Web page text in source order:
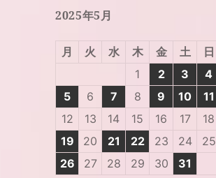
ー
2025年5月
月 火 水 木 金 土
日
1
2 3
4
5
6 7 8 9 10
11
12
13 14 15 16 17
18
19
20 21 22 23 24
25
26
27 28 29 30
31